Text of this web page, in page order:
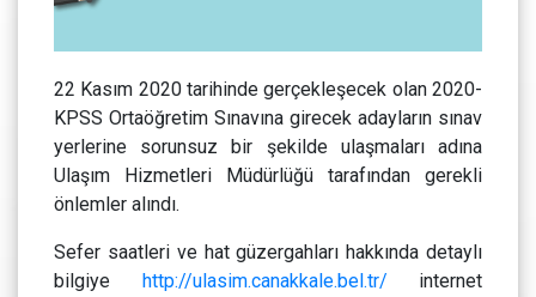
22 Kasım 2020 tarihinde gerçekleşecek olan 2020-
KPSS Ortaöğretim Sınavına girecek adayların sınav
yerlerine sorunsuz bir şekilde ulaşmaları adına
Ulaşım Hizmetleri Müdürlüğü tarafından gerekli
önlemler alındı.
Sefer saatleri ve hat güzergahları hakkında detaylı
bilgiye
http://ulasim.canakkale.bel.tr/ internet